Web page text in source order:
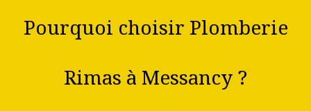
Pourquoi choisir Plomberie
Rimas à Messancy ?